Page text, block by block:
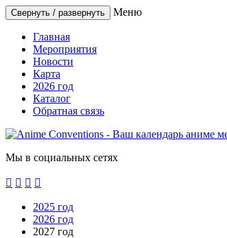
Свернуть / развернуть Меню
Главная
Мероприятия
Новости
Карта
2026 год
Каталог
Обратная связь
Мы в социальных сетях
   
2025 год
2026 год
2027 год